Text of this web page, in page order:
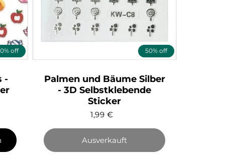
off
-
50% off
Palmen und Bäume Silber
- 3D Selbstklebende
Sticker
1,99 €
Ausverkauft